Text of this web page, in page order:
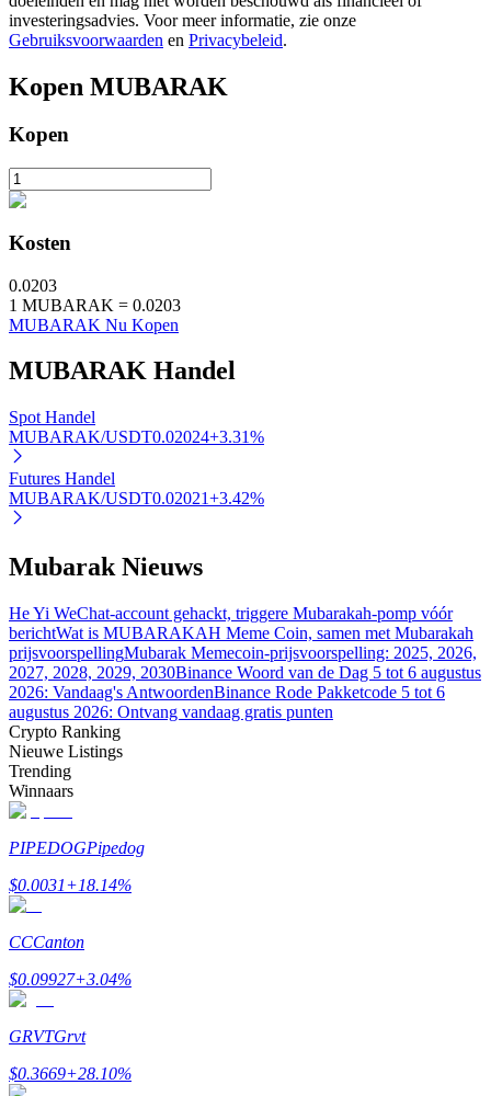
Auto Invest
Grijp langetermijnwinst en flexibele belangen
Leer staken
Bitrue
AI
Bitrue-partners
Bitrue Affiliates
Tot 65% commissies!
investeringsadvies. Voor meer informatie, zie onze
Gebruiksvoorwaarden en Privacybeleid.
Kopen MUBARAK
Kopen
Kosten
0.0203
1 MUBARAK = 0.0203
MUBARAK Nu Kopen
MUBARAK Handel
Spot Handel
MUBARAK/USDT0.02024+3.31%
Futures Handel
MUBARAK/USDT0.02021+3.42%
Mubarak Nieuws
He Yi WeChat-account gehackt, triggere Mubarakah-pomp vóór
berichtWat is MUBARAKAH Meme Coin, samen met Mubarakah
prijsvoorspellingMubarak Memecoin-prijsvoorspelling: 2025, 2026,
2027, 2028, 2029, 2030Binance Woord van de Dag 5 tot 6 augustus
2026: Vandaag's AntwoordenBinance Rode Pakketcode 5 tot 6
augustus 2026: Ontvang vandaag gratis punten
Crypto Ranking
Nieuwe Listings
Trending
Winnaars
PIPEDOGPipedog
$0.0031+18.14%
CCCanton
$0.09927+3.04%
GRVTGrvt
$0.3669+28.10%